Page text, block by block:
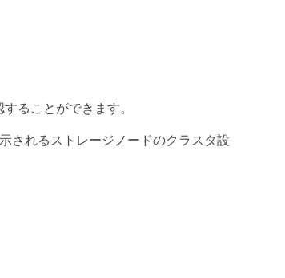
ることができます。
されるストレージノードのクラスタ設